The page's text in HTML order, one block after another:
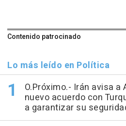
Contenido patrocinado
Lo más leído en Política
O.Próximo.- Irán avisa a
nuevo acuerdo con
a garantizar su